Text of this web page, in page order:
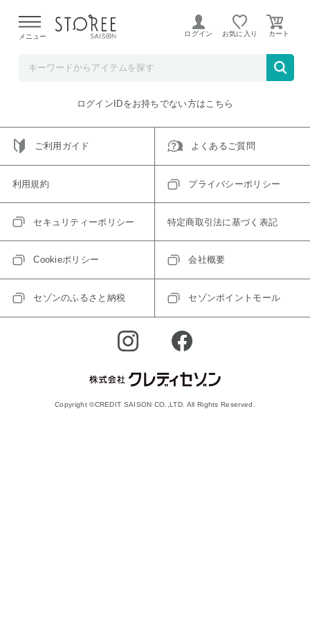
よる配送遅延が発生しております。
メニュー ログイン お気に入り
ご指定のアイテムは取り扱い終了、またはただいま取り扱い
トップへ戻る
ログインIDをお持ちでない方はこちら
ご利用ガイド よくあるご質問
利用規約 プライバシーポリシー
セキュリティーポリシー 特定商取引法に基づく表記
Cookieポリシー 会社概要
セゾンのふるさと納税 セゾンポイントモール
Copyright ©CREDIT SAISON CO.,LTD. All Rights Reserved.